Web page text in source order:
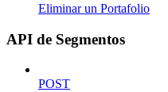
Eliminar un Portafolio
API de Segmentos
POST